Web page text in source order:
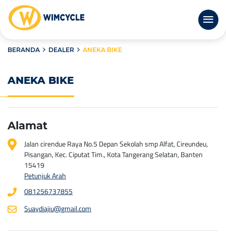
BERANDA DEALER ANEKA BIKE
ANEKA BIKE
Alamat
Jalan cirendue Raya No.5 Depan Sekolah smp Alfat, Cireundeu,
Pisangan, Kec. Ciputat Tim., Kota Tangerang Selatan, Banten
15419
Petunjuk Arah
081256737855
Suaydiajiu@gmail.com